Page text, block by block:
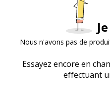
Nous n'avons pas de
Essayez encore en
effectuant